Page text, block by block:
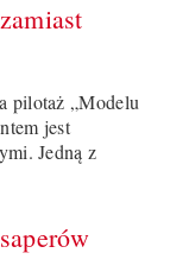
pilotaż „Modelu
jest
Jedną z